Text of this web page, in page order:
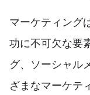
マーケティング
功に不可欠な要
グ、ソーシャル
ざまなマーケテ